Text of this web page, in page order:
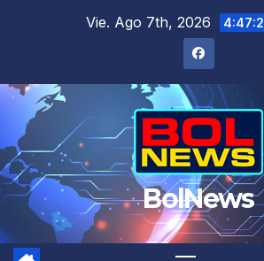
Vie. Ago 7th, 2026
BolNews